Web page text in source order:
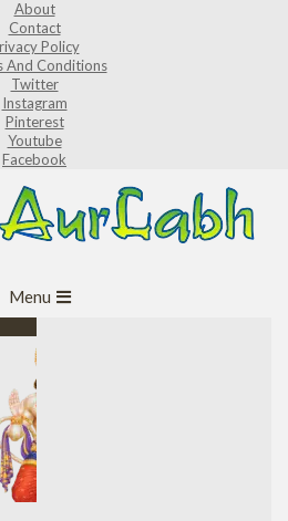
About
Contact
Policy
And Conditions
Twitter
Instagram
Pinterest
Youtube
Facebook
Menu